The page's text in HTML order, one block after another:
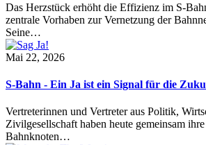
Das Herzstück erhöht die Effizienz im S-
zentrale Vorhaben zur Vernetzung der
Seine…
Mai 22, 2026
S-Bahn - Ein Ja ist ein Signal für die
Vertreterinnen und Vertreter aus Politik,
Zivilgesellschaft haben heute gemeinsam
Bahnknoten…